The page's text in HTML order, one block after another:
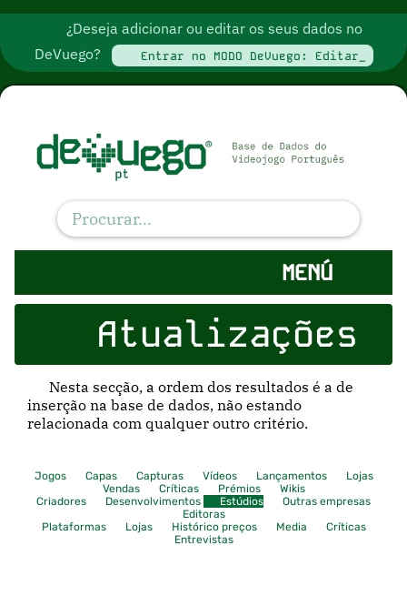
¿Deseja adicionar ou editar os seus dados no
DeVuego?
Entrar no MODO DeVuego: Editar_
MENÚ
Atualizações
Nesta secção, a ordem dos resultados é a de
inserção na base de dados, não estando
relacionada com qualquer outro critério.
Jogos Capas Capturas Vídeos Lançamentos
Lojas
Vendas
Críticas Prémios
Wikis
Criadores
Desenvolvimentos Estúdios
Outras empresas
Editoras
Plataformas
Lojas Histórico preços Media
Críticas
Entrevistas